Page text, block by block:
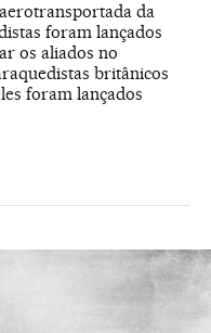
da
foram lançados
os aliados no
britânicos
foram lançados